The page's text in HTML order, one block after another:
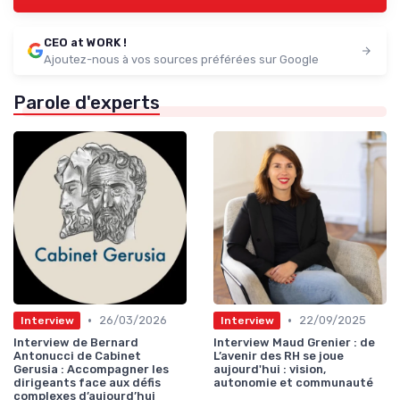
CEO at WORK !
Ajoutez-nous à vos sources préférées sur Google
Parole d'experts
Interview •
26/03/2026
Interview de Bernard
Antonucci de Cabinet
Gerusia : Accompagner les
dirigeants face aux défis
complexes d’aujourd’hui
Interview •
22/09/2025
Interview Maud Grenier : de
L’avenir des RH se joue
aujourd'hui : vision,
autonomie et communauté